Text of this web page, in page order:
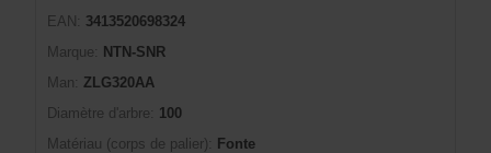
EAN:
3413520698324
Marque:
NTN-SNR
Man: ZLG320AA
Diamètre d'arbre:
100
Matériau (corps de palier):
Fonte